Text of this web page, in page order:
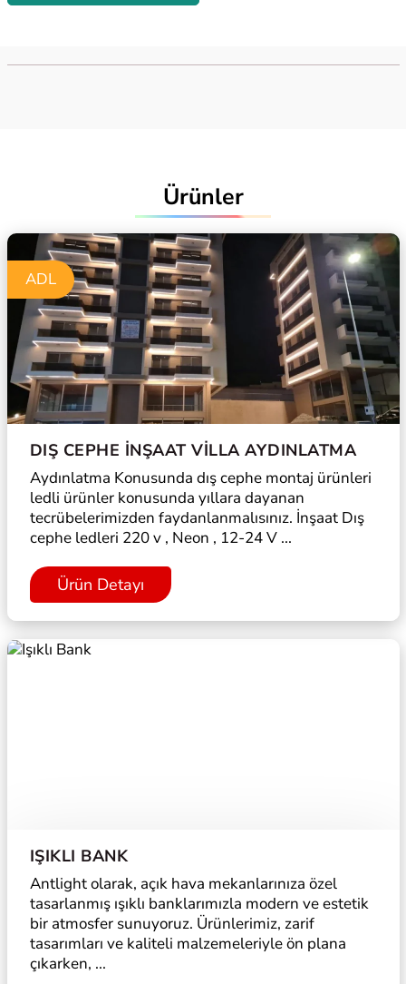
Ürünler
ADL
DIŞ CEPHE İNŞAAT VILLA AYDINLATMA
Aydınlatma Konusunda dış cephe montaj ürünleri
ledli ürünler konusunda yıllara dayanan
tecrübelerimizden faydanlanmalısınız. İnşaat Dış
cephe ledleri 220 v , Neon , 12-24 V ...
Ürün Detayı
IŞIKLI BANK
Antlight olarak, açık hava mekanlarınıza özel
tasarlanmış ışıklı banklarımızla modern ve estetik
bir atmosfer sunuyoruz. Ürünlerimiz, zarif
tasarımları ve kaliteli malzemeleriyle ön plana
çıkarken, ...